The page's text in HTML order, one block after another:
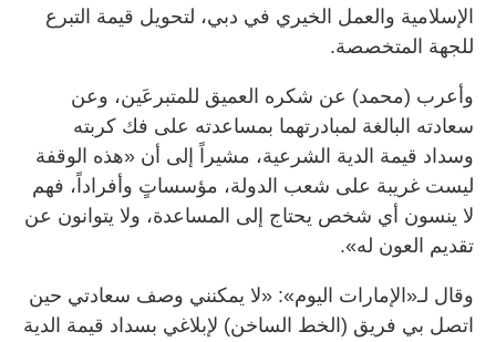
الإسلامية والعمل الخيري في دبي، لتحويل قيمة التبرع
للجهة المتخصصة.
وأعرب (محمد) عن شكره العميق للمتبرعَين، وعن
سعادته البالغة لمبادرتهما بمساعدته على فك كربته
وسداد قيمة الدية الشرعية، مشيراً إلى أن «هذه الوقفة
ليست غريبة على شعب الدولة، مؤسساتٍ وأفراداً، فهم
لا ينسون أي شخص يحتاج إلى المساعدة، ولا يتوانون عن
تقديم العون له».
وقال لـ«الإمارات اليوم»: «لا يمكنني وصف سعادتي حين
اتصل بي فريق (الخط الساخن) لإبلاغي بسداد قيمة الدية